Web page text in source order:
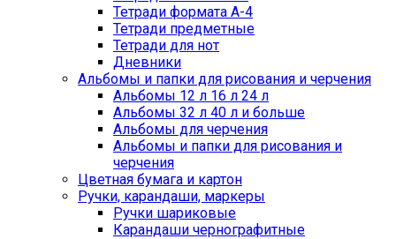
Тетради формата А-4
Тетради предметные
Тетради для нот
Дневники
Альбомы и папки для рисования и черчения
Альбомы 12 л 16 л 24 л
Альбомы 32 л 40 л и больше
Альбомы для черчения
Альбомы и папки для рисования и
черчения
Цветная бумага и картон
Ручки, карандаши, маркеры
Ручки шариковые
Карандаши чернографитные